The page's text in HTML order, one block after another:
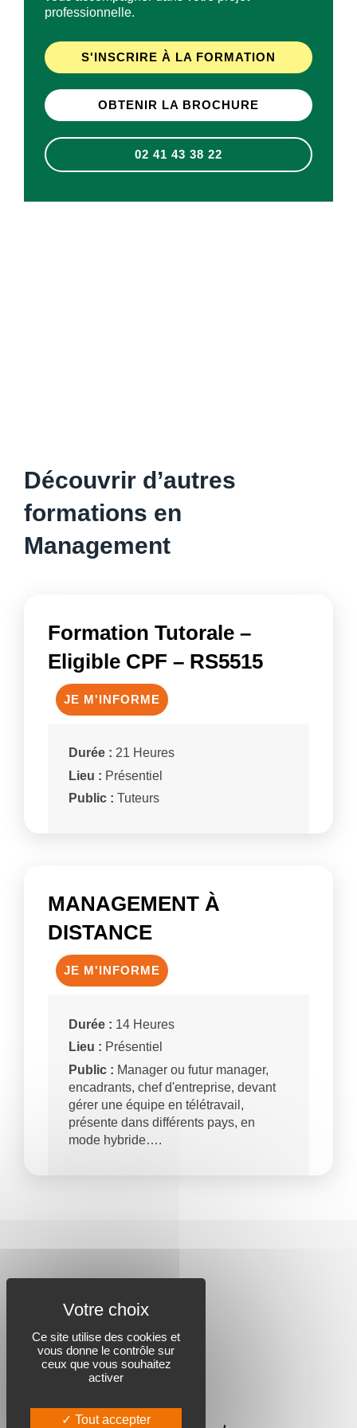
professionnelle.
S'INSCRIRE À LA FORMATION
OBTENIR LA BROCHURE
02 41 43 38 22
Découvrir d’autres
formations en
Management
Formation Tutorale –
Eligible CPF – RS5515
JE M'INFORME
Durée : 21 Heures
Lieu : Présentiel
Public : Tuteurs
MANAGEMENT À
DISTANCE
JE M'INFORME
Durée : 14 Heures
Lieu : Présentiel
Public : Manager ou futur manager,
encadrants, chef d'entreprise, devant
gérer une équipe en télétravail,
présente dans différents pays, en
mode hybride….
Ce site utilise des cookies et
vous donne le contrôle sur
ceux que vous souhaitez
activer
Tout accepter